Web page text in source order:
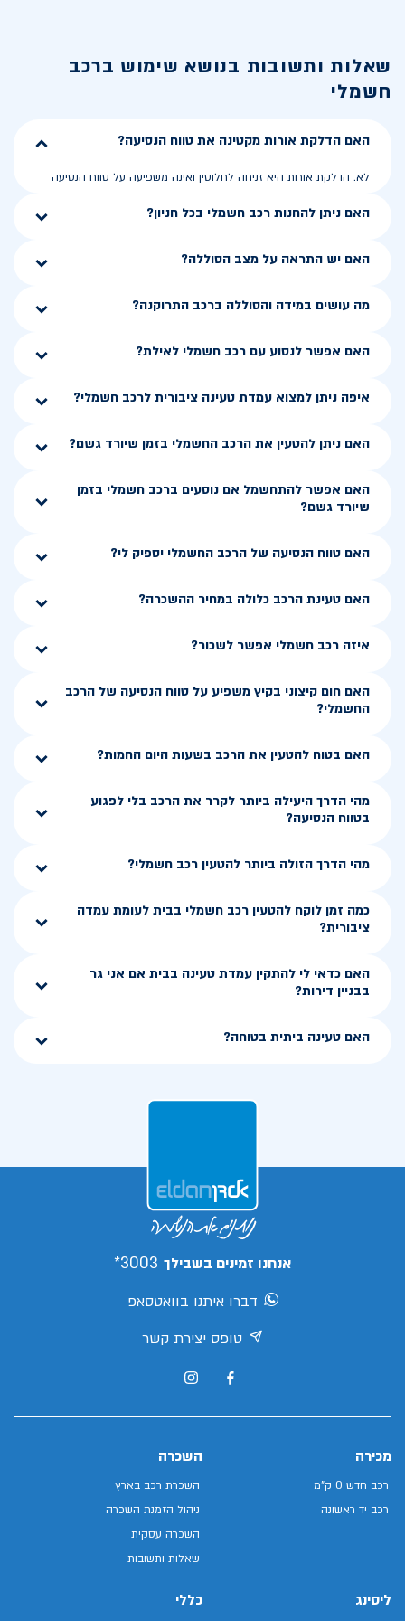
שאלות ותשובות בנושא שימוש ברכב
חשמלי
האם הדלקת אורות מקטינה את טווח הנסיעה?
לא. הדלקת אורות היא זניחה לחלוטין ואינה משפיעה על טווח הנסיעה
האם ניתן להחנות רכב חשמלי בכל חניון?
האם יש התראה על מצב הסוללה?
מה עושים במידה והסוללה ברכב התרוקנה?
האם אפשר לנסוע עם רכב חשמלי לאילת?
איפה ניתן למצוא עמדת טעינה ציבורית לרכב חשמלי?
האם ניתן להטעין את הרכב החשמלי בזמן שיורד גשם?
האם אפשר להתחשמל אם נוסעים ברכב חשמלי בזמן
שיורד גשם?
האם טווח הנסיעה של הרכב החשמלי יספיק לי?
האם טעינת הרכב כלולה במחיר ההשכרה?
איזה רכב חשמלי אפשר לשכור?
האם חום קיצוני בקיץ משפיע על טווח הנסיעה של הרכב
החשמלי?
האם בטוח להטעין את הרכב בשעות היום החמות?
מהי הדרך היעילה ביותר לקרר את הרכב בלי לפגוע
בטווח הנסיעה?
מהי הדרך הזולה ביותר להטעין רכב חשמלי?
כמה זמן לוקח להטעין רכב חשמלי בבית לעומת עמדה
ציבורית?
האם כדאי לי להתקין עמדת טעינה בבית אם אני גר
בבניין דירות?
האם טעינה ביתית בטוחה?
אנחנו זמינים בשבילך 3003*
דברו איתנו בוואטסאפ
טופס יצירת קשר
מכירה
רכב חדש 0 ק"מ
רכב יד ראשונה
השכרה
השכרת רכב בארץ
ניהול הזמנת השכרה
השכרה עסקית
שאלות ותשובות
ליסינג כללי